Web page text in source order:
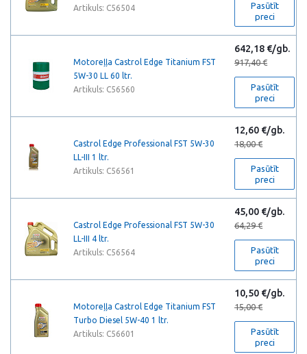
Artikuls: C56504
Pasūtīt
preci
Motoreļļa Castrol Edge Titanium FST
5W-30 LL 60 ltr.
Artikuls: C56560
642,18 €/gb.
917,40 €
Pasūtīt
preci
Castrol Edge Professional FST 5W-30
LL-III 1 ltr.
Artikuls: C56561
12,60 €/gb.
18,00 €
Pasūtīt
preci
Castrol Edge Professional FST 5W-30
LL-III 4 ltr.
Artikuls: C56564
45,00 €/gb.
64,29 €
Pasūtīt
preci
Motoreļļa Castrol Edge Titanium FST
Turbo Diesel 5W-40 1 ltr.
Artikuls: C56601
10,50 €/gb.
15,00 €
Pasūtīt
preci